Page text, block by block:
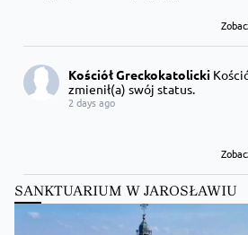
Kościół Greckokatolicki
zmienił(a) swój status.
2 days ago
Kościół Greckokatolicki
zmienił(a) swój status.
SANKTUARIUM W JAROSŁAWIU